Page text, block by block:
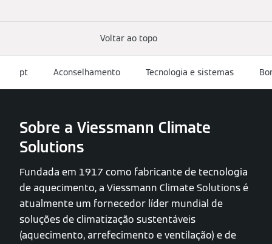
Voltar ao topo
pt Aconselhamento Tecnologia e sistemas
Sobre a Viessmann Climate
Solutions
Fundada em 1917 como fabricante de tecnologia
de aquecimento, a Viessmann Climate Solutions é
atualmente um fornecedor líder mundial de
soluções de climatização sustentáveis
(aquecimento, arrefecimento e ventilação) e de